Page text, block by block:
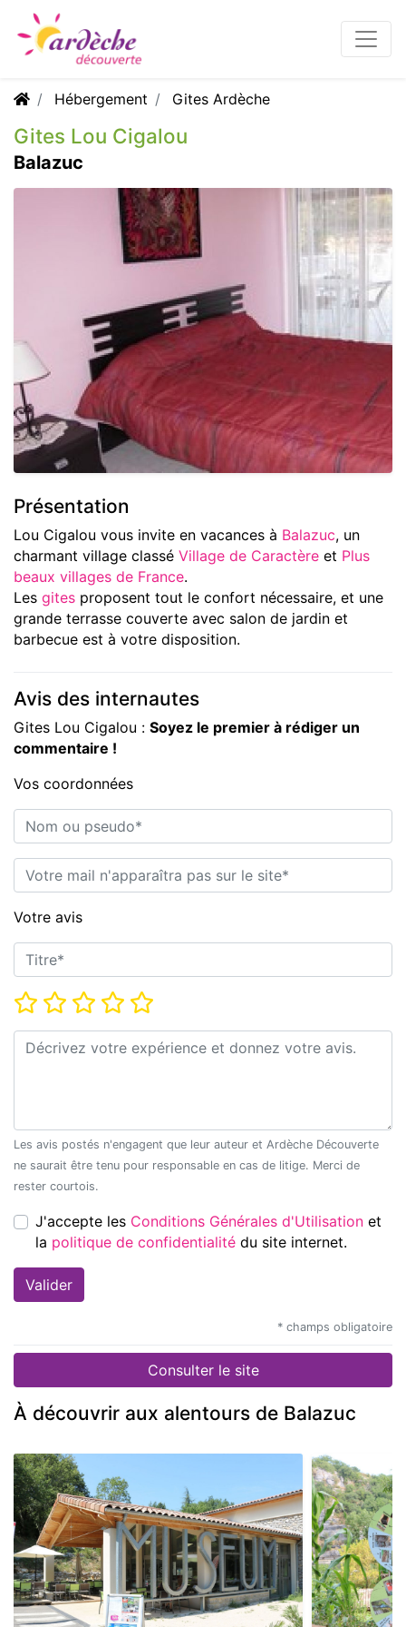
Hébergement Gites Ardèche
Gites Lou Cigalou
Balazuc
Présentation
Lou Cigalou vous invite en vacances à Balazuc, un
charmant village classé Village de Caractère et Plus
beaux villages de France.
Les gites proposent tout le confort nécessaire, et une
grande terrasse couverte avec salon de jardin et
barbecue est à votre disposition.
Avis des internautes
Gites Lou Cigalou : Soyez le premier à rédiger un
commentaire !
Vos coordonnées
Nom ou pseudo*
E-mail*
Votre avis
Titre*
Note*
Commentaire*
Les avis postés n'engagent que leur auteur et Ardèche Découverte
ne saurait être tenu pour responsable en cas de litige. Merci de
rester courtois.
J'accepte les Conditions Générales d'Utilisation et
la
politique de confidentialité du site internet.
* champs obligatoire
Consulter le site
À découvrir aux alentours de Balazuc